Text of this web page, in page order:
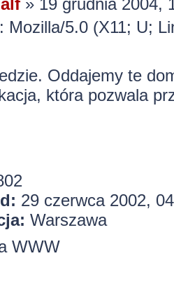
» 19 grudnia 2004,
Mozilla/5.0 (X11; U;
Oddajemy te
która pozwala
29 czerwca 2002,
Warszawa
WWW